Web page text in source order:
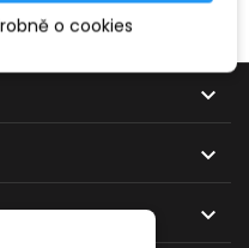



o cookies